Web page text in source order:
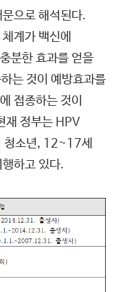
으로 해석된다.
계가 백신에
분한 효과를 얻을
는 것이 예방효과를
접종하는 것이
재 정부는 HPV
청소년, 12~17세
하고 있다.